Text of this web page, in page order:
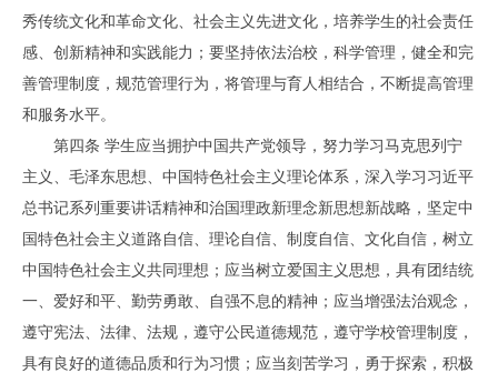
秀传统文化和革命文化、社会主义先进文化，培养学生的社会责任
感、创新精神和实践能力；要坚持依法治校，科学管理，健全和完
善管理制度，规范管理行为，将管理与育人相结合，不断提高管理
和服务水平。
第四条 学生应当拥护中国共产党领导，努力学习马克思列宁
主义、毛泽东思想、中国特色社会主义理论体系，深入学习习近平
总书记系列重要讲话精神和治国理政新理念新思想新战略，坚定中
国特色社会主义道路自信、理论自信、制度自信、文化自信，树立
中国特色社会主义共同理想；应当树立爱国主义思想，具有团结统
一、爱好和平、勤劳勇敢、自强不息的精神；应当增强法治观念，
遵守宪法、法律、法规，遵守公民道德规范，遵守学校管理制度，
具有良好的道德品质和行为习惯；应当刻苦学习，勇于探索，积极